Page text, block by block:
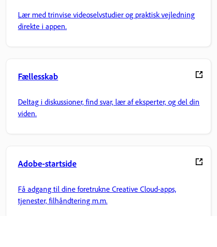
Lær med trinvise videoselvstudier og praktisk vejledning
direkte i appen.
Fællesskab
Deltag i diskussioner, find svar, lær af eksperter, og del din
viden.
Adobe-startside
Få adgang til dine foretrukne Creative Cloud-apps,
tjenester, filhåndtering m.m.